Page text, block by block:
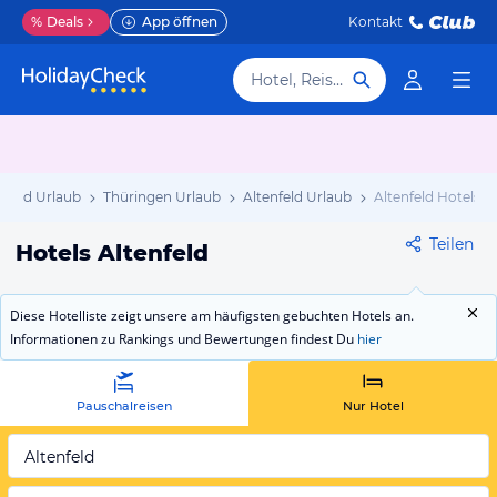
% Deals App öffnen Kontakt
Hotel, Reiseziel
Urlaub Thüringen Urlaub Altenfeld Urlaub Altenfeld Hotels
Hotels Altenfeld Teilen
Diese Hotelliste zeigt unsere am häufigsten gebuchten Hotels an.
Informationen zu Rankings und Bewertungen findest Du hier
Pauschalreisen Nur Hotel
Altenfeld